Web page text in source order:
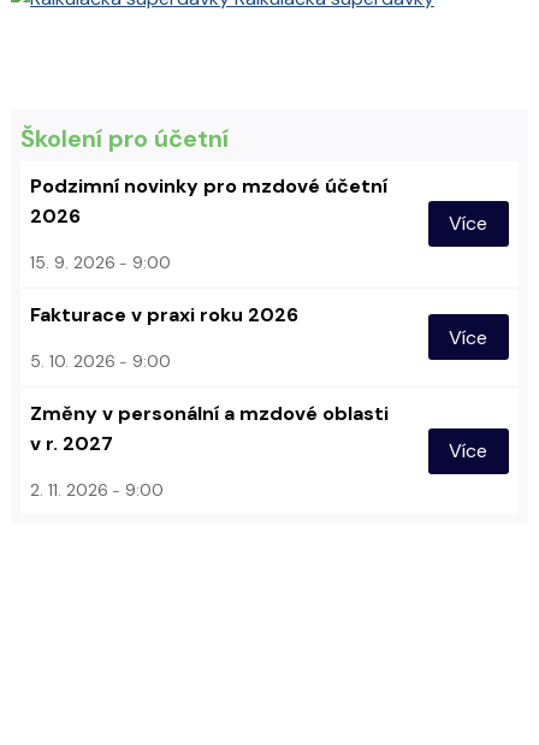
Školení pro účetní
Podzimní novinky pro mzdové účetní
2026
15. 9. 2026 9:00
Více
Fakturace v praxi roku 2026
5. 10. 2026 9:00
Více
Změny v personální a mzdové oblasti
v r. 2027
2. 11. 2026 9:00
Více